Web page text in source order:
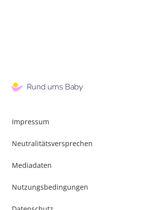
Impressum
Neutralitätsversprechen
Mediadaten
Nutzungsbedingungen